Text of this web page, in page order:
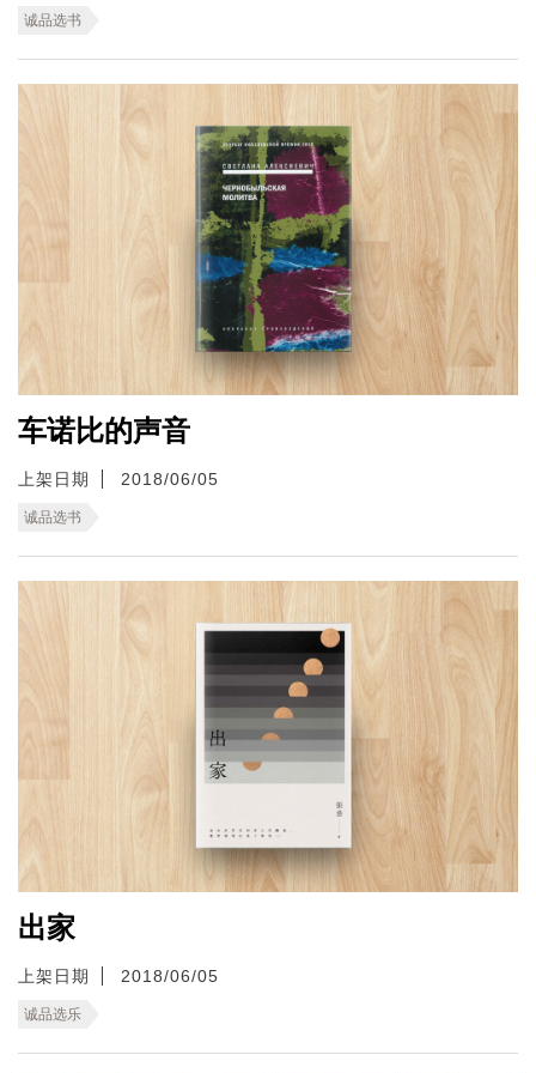
诚品选书
车诺比的声音
上架日期 2018/06/05
诚品选书
出家
上架日期 2018/06/05
诚品选乐